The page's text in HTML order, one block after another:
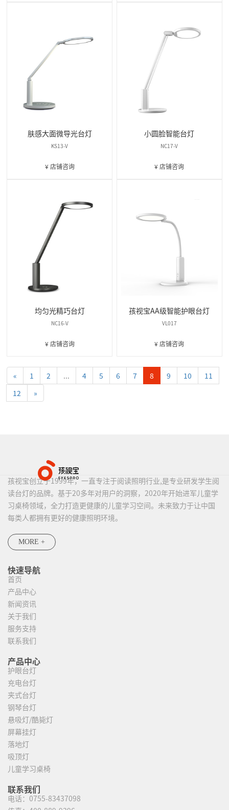
肤感大面微导光台灯
KS13-V
¥ 店铺咨询
小圆脸智能台灯
NC17-V
¥ 店铺咨询
均匀光精巧台灯
NC16-V
¥ 店铺咨询
孩视宝AA级智能护眼台灯
VL017
¥ 店铺咨询
« 1 2 ... 4 5 6 7 8 9 10
11
12
»
孩视宝创立于1999年，一直专注于阅读照明行业,是专业研发学生阅
读台灯的品牌。基于20多年对用户的洞察，2020年开始进军儿童学
习桌椅领域，全力打造更健康的儿童学习空间。未来致力于让中国
每类人都拥有更好的健康照明环境。
MORE +
快速导航
首页
产品中心
新闻资讯
关于我们
服务支持
联系我们
产品中心
护眼台灯
充电台灯
夹式台灯
钢琴台灯
悬吸灯/酷毙灯
屏幕挂灯
落地灯
吸顶灯
儿童学习桌椅
联系我们
电话： 0755-83437098